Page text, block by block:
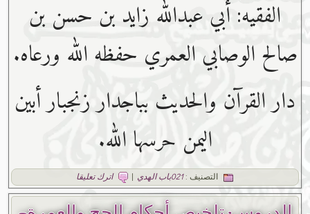
الفقيه: أبي عبدﷲ زايد بن حسن بن
صالح الوصابي العمري حفظه ﷲ ورعاه.
دار القرآن والحديث بباجدار زنجبار أبين
اليمن حرسها الله.
التصنيف :021باب الهدي | اترك تعليقا